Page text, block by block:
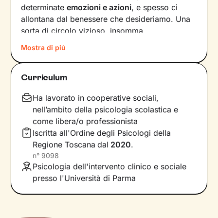
determinateemozioni e azioni, e spesso ci
allontana dal benessere che desideriamo. Una
sorta di circolo vizioso, insomma.
Si può interrompere questo circuito,
innescando uncambiamento che porti a una
maggiore serenità
comportamenti che lo generano.
Il mio compito sarà quello di accompagnarti in
questo processo, aiutandoti prima di tutto a
diventare
consapevole di tutto quello
influenza l’interpretazione degli eventi della tua
vita. Ti insegnerò apotenziare le tue risorse,
acquisire nuove abilità e raggiungere obiettivi
Mostra di più
Curriculum
Ha lavorato in cooperative sociali,
nell’ambito della psicologia scolastica e
come libera/o professionista
Iscritta all'Ordine degli Psicologi della
Regione Toscana dal 2020.
n° 9098
Psicologia dell'intervento clinico e sociale
presso l'Università di Parma